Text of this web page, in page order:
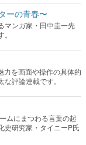
ーの青春〜
マンガ家・田中圭一先
力を画面や操作の具体的
評論連載です。
ムにまつわる言葉の起
史研究家・タイニーP氏